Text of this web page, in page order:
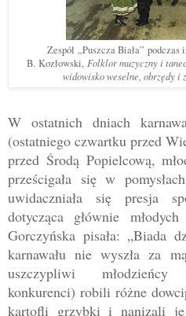
Zespół „Puszcza Biała” podczas
B. Kozłowski, Folklor muzyczny i
widowisko weselne, obrzędy i
W ostatnich dniach
(ostatniego czwartku przed
przed Środą Popielcową,
prześcigała się w
uwidaczniała się presja
dotycząca głównie
Gorczyńska pisała: „Biada
karnawału nie wyszła za
uszczypliwi
konkurenci) robili różne
kartofli grzybki i nanizali